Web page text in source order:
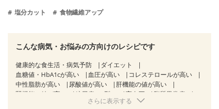
塩分カット 食物繊維アップ
こんな病気・お悩みの方向けのレシピです
健康的な食生活・病気予防
ダイエット
血糖値・HbA1cが高い
血圧が高い
コレステロールが高い
中性脂肪が高い
尿酸値が高い
肝機能の値が高い
腎機能の値が高い
糖尿病（2型） 高血圧
脂質異常症
狭心症 心筋梗塞
さらに表示する